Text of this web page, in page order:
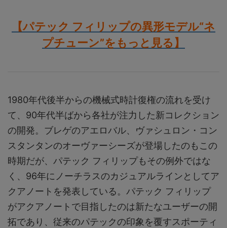
【パテック フィリップの異形モデル“ネ
プチューン”をもっと見る】
1980年代後半からの機械式時計復権の流れを受け
て、90年代半ばから各社が注力した新コレクション
の開発。ブレゲのアエロバル、ヴァシュロン・コン
スタンタンのオーヴァーシーズが登場したのもこの
時期だが、パテック フィリップもその例外ではな
く、96年にノーチラスのカジュアルラインとしてア
クアノートを発表している。パテック フィリップ
がアクアノートで目指したのは新たなユーザーの開
拓であり、従来のパテックの印象を覆すスポーティ